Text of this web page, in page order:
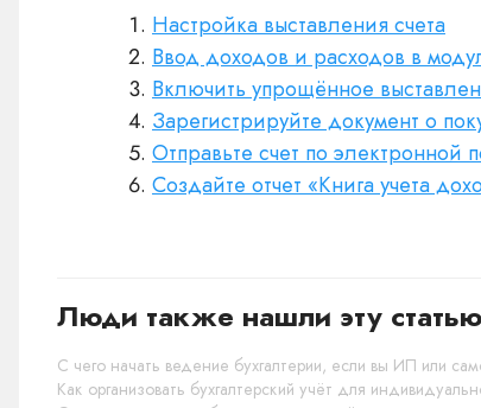
Настройка выставления счета
Ввод доходов и расходов в
Включить упрощённое
Зарегистрируйте документ о
Отправьте счет по электронной
Создайте отчет «Книга учета
Люди также нашли эту
С чего начать ведение бухгалтерии, если вы ИП или
Как организовать бухгалтерский учёт для